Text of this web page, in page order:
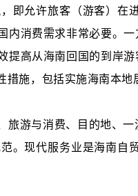
即允许旅客（游客）
内消费需求非常必要。
提高从海南回国的到岸
施，包括实施海南本地
旅游与消费、目的地、
。现代服务业是海南